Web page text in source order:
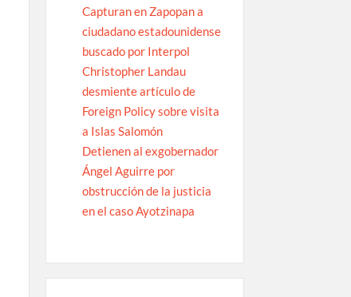
Capturan en Zapopan a
ciudadano estadounidense
buscado por Interpol
Christopher Landau
desmiente artículo de
Foreign Policy sobre visita
a Islas Salomón
Detienen al exgobernador
Ángel Aguirre por
obstrucción de la justicia
en el caso Ayotzinapa